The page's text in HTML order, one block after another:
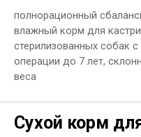
полнорационный
влажный корм для
стерилизованных собак
операции до 7 лет,
веса
Сухой корм